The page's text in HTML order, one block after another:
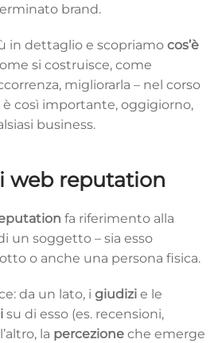
brand.
in dettaglio e scopriamo cos’è
si costruisce, come
migliorarla – nel corso
così importante, oggigiorno,
business.
web reputation
fa riferimento alla
un soggetto – sia esso
o anche una persona fisica.
da un lato, i giudizi e le
su di esso (es. recensioni,
la percezione che emerge